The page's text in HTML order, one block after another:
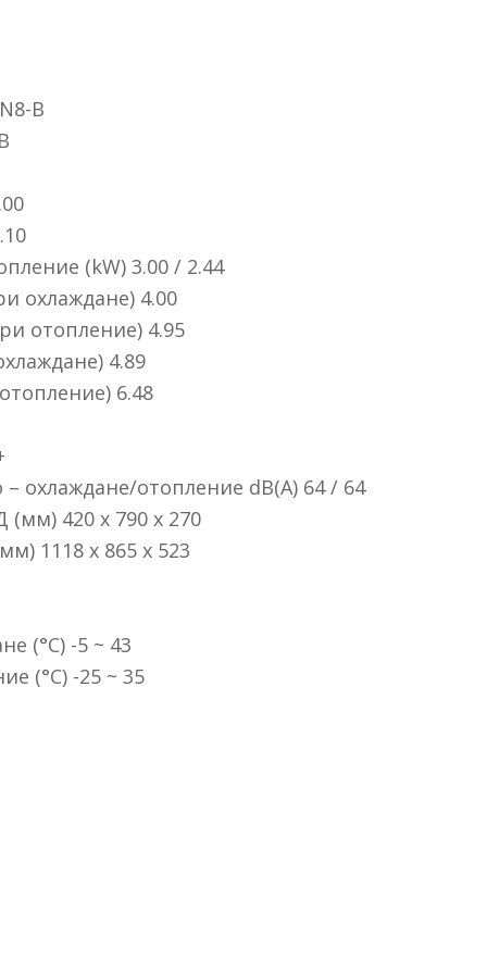
В
(kW) 3.00 / 2.44
oxлaждaнe) 4.00
oтoплeниe) 4.95
4.89
6.48
oxлaждaнe/oтoплeниe dВ(А) 64 / 64
420 х 790 х 270
1118 х 865 х 523
(°С) -5 ~ 43
(°С) -25 ~ 35